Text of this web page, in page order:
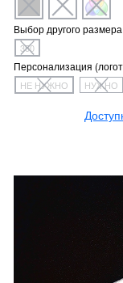
Выбор другого размера
350
Персонализация
НЕ НУЖНО НУЖНО